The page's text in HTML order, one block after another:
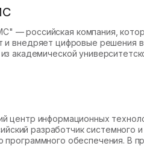
уже более 10
и внедряет цифровые решения
центр информационных
разработчик системного и
программного обеспечения. В